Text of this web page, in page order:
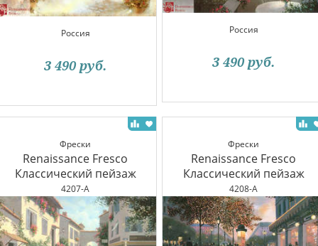
Россия
3 490 руб.
Россия
3 490 руб.
Фрески
Renaissance Fresco
Классический пейзаж
4207-A
Фрески
Renaissance Fresco
Классический пейзаж
4208-A